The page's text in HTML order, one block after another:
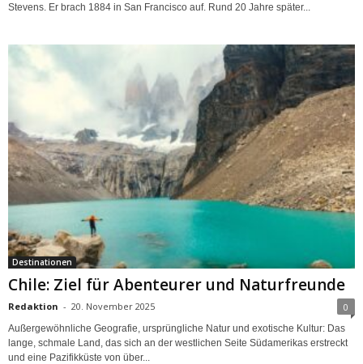
Stevens. Er brach 1884 in San Francisco auf. Rund 20 Jahre später...
Destinationen
Chile: Ziel für Abenteurer und Naturfreunde
Redaktion - 20. November 2025 0
Außergewöhnliche Geografie, ursprüngliche Natur und exotische Kultur: Das
lange, schmale Land, das sich an der westlichen Seite Südamerikas erstreckt
und eine Pazifikküste von über...